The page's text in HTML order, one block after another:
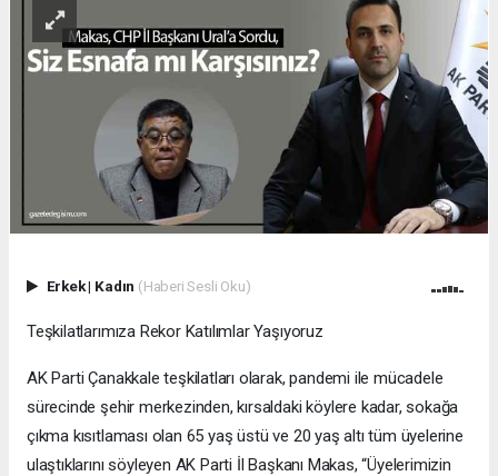
Erkek| Kadın (Haberi Sesli Oku)
Teşkilatlarımıza Rekor Katılımlar Yaşıyoruz
AK Parti Çanakkale teşkilatları olarak, pandemi ile mücadele
sürecinde şehir merkezinden, kırsaldaki köylere kadar, sokağa
çıkma kısıtlaması olan 65 yaş üstü ve 20 yaş altı tüm üyelerine
ulaştıklarını söyleyen AK Parti İl Başkanı Makas, “Üyelerimizin